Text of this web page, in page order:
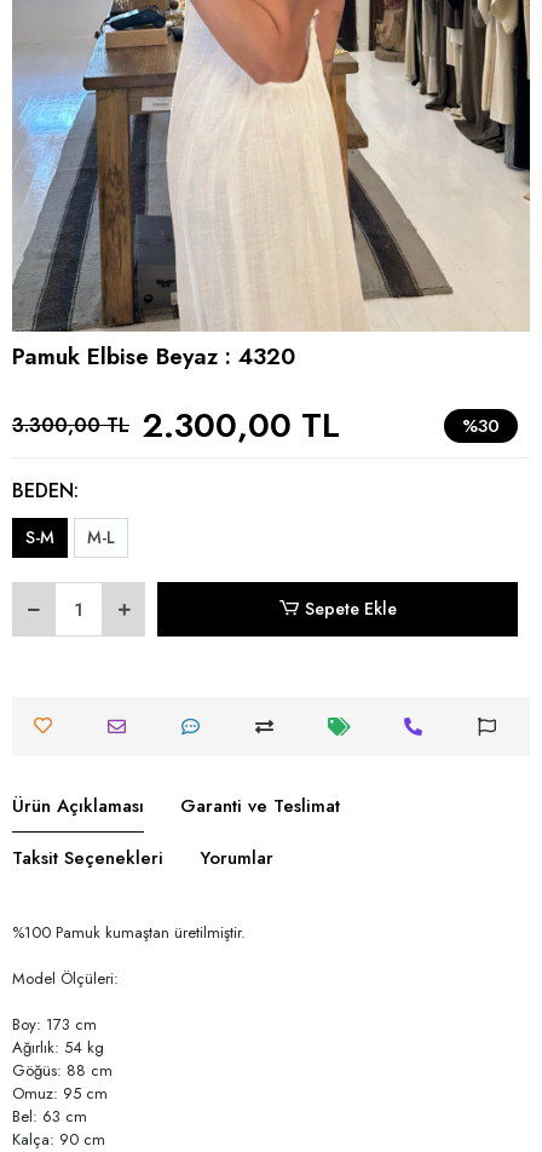
Pamuk Elbise Beyaz : 4320
3.300,00 TL 2.300,00 TL %30
BEDEN:
S-M M-L
Sepete Ekle
Ürün Açıklaması
Garanti ve Teslimat
Taksit Seçenekleri
Yorumlar
%100 Pamuk kumaştan üretilmiştir.
Model Ölçüleri:
Boy: 173 cm
Ağırlık: 54 kg
Göğüs: 88 cm
Omuz: 95 cm
Bel: 63 cm
Kalça: 90 cm